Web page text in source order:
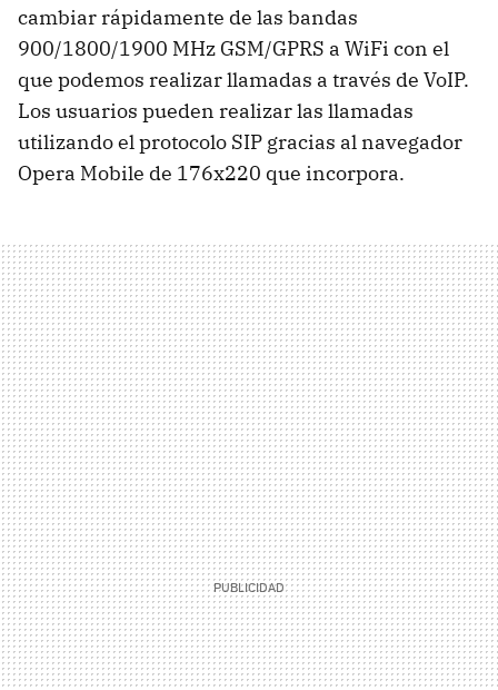
cambiar rápidamente de las bandas
900/1800/1900 MHz GSM/GPRS a WiFi con el
que podemos realizar llamadas a través de VoIP.
Los usuarios pueden realizar las llamadas
utilizando el protocolo SIP gracias al navegador
Opera Mobile de 176x220 que incorpora.